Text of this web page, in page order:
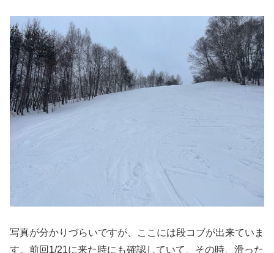
写真が分かりづらいですが、ここには段コブが出来ていま
す。前回1/21に来た時にも確認していて、その時、滑った